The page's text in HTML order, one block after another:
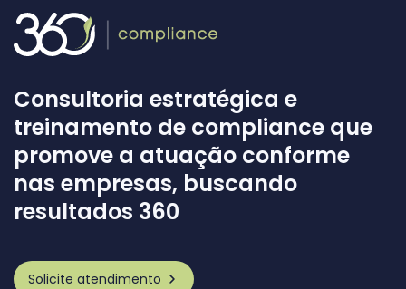
Consultoria estratégica e
treinamento de compliance que
promove a atuação conforme
nas empresas, buscando
resultados 360
Solicite atendimento